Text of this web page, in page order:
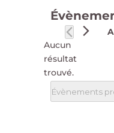
Notice
Aucun
résultat
trouvé.
Évènements